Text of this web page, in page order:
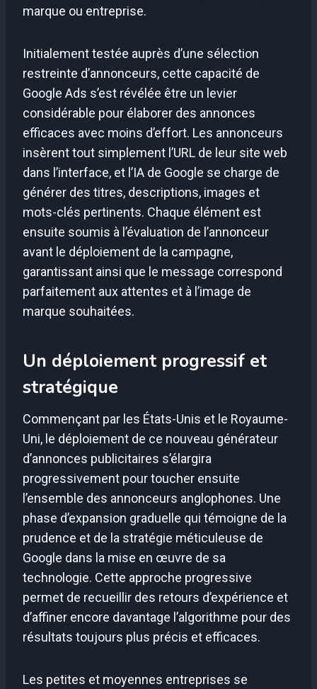
marque ou entreprise.
Initialement testée auprès d’une sélection
restreinte d’annonceurs, cette capacité de
Google Ads s’est révélée être un levier
considérable pour élaborer des annonces
efficaces avec moins d’effort. Les annonceurs
insèrent tout simplement l’URL de leur site web
dans l’interface, et l’IA de Google se charge de
générer des titres, descriptions, images et
mots-clés pertinents. Chaque élément est
ensuite soumis à l’évaluation de l’annonceur
avant le déploiement de la campagne,
garantissant ainsi que le message correspond
parfaitement aux attentes et à l’image de
marque souhaitées.
Un déploiement progressif et
stratégique
Commençant par les États-Unis et le Royaume-
Uni, le déploiement de ce nouveau générateur
d’annonces publicitaires s’élargira
progressivement pour toucher ensuite
l’ensemble des annonceurs anglophones. Une
phase d’expansion graduelle qui témoigne de la
prudence et de la stratégie méticuleuse de
Google dans la mise en œuvre de sa
technologie. Cette approche progressive
permet de recueillir des retours d’expérience et
d’affiner encore davantage l’algorithme pour des
résultats toujours plus précis et efficaces.
Les petites et moyennes entreprises se